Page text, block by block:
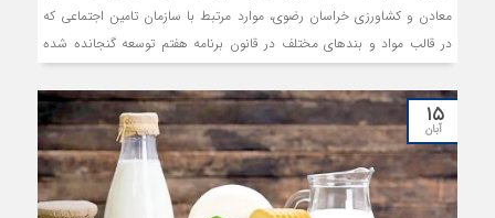
معادن و کشاورزی خراسان رضوی، موارد مرتبط با سازمان تامین اجتماعی که
در قالب مواد و بندهای مختلف در قانون برنامه هفتم توسعه گنجانده شده
است، طرح گردید. همچنین، گزارشی از نشست رئیس و اعضای منتخب
کمیسیون کار و تامین اجتماعی اتاق بازرگانی مشهد با مدیرعامل جدید سازمان
تامین اجتماعی نیز ارائه شد.
۱۵
آبان